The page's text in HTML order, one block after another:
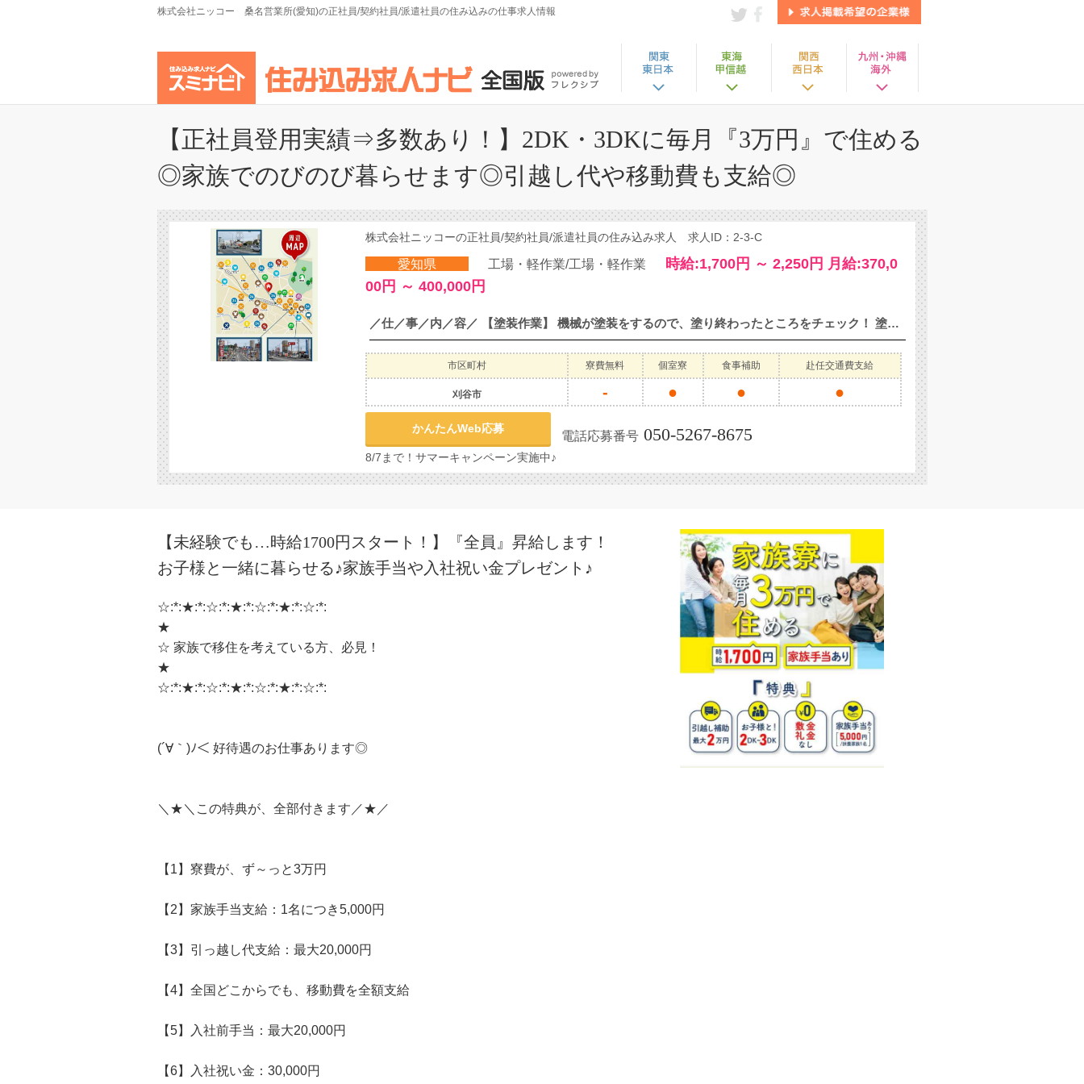
株式会社ニッコー 桑名営業所(愛知)の正社員/契約社員/派遣社員の住み込みの仕事求人情報
【正社員登用実績⇒多数あり！】2DK・3DKに毎月『3万円』で住める
◎家族でのびのび暮らせます◎引越し代や移動費も支給◎
株式会社ニッコーの正社員/契約社員/派遣社員の住み込み求人 求人ID：2-3-C
愛知県 工場・軽作業/工場・軽作業
時給:1,700円 ～ 2,250円 月給:370,0
00円 ～ 400,000円
／仕／事／内／容／ 【塗装作業】 機械が塗装をするので、塗り終わったところをチェック！ 塗り切れなかったところを塗装します。 ★他にも加工・検査・組立など、さまざまなお仕事があります。 ‥‥‥‥‥‥‥‥‥‥ ／研／修／制／度／ 実務に入る前に、まずは研修を受けて頂きます！ すぐに作業をお任せすることは無いので、ご安心ください◎ ‥‥‥‥‥‥‥‥‥‥ ／職／場／環／境／ 【職場設備】 食堂・休憩室・喫煙室あり★ 【更衣室・ロッカー】 更衣室には個人のロッカーがあります！ 【作業服あり】 作業服は当社でご用意します！
市区町村 寮費無料 個室寮 食事補助 赴任交通費支給
刈谷市 - ● ● ●
かんたんWeb応募
電話応募番号 050-5267-8675
8/7まで！サマーキャンペーン実施中♪
【未経験でも…時給1700円スタート！】『全員』昇給します！
お子様と一緒に暮らせる♪家族手当や入社祝い金プレゼント♪
☆:*:★:*:☆:*:★:*:☆:*:★:*:☆:*:
★
☆ 家族で移住を考えている方、必見！
★
☆:*:★:*:☆:*:★:*:☆:*:★:*:☆:*:
(´∀｀)ﾉ＜ 好待遇のお仕事あります◎
＼★＼この特典が、全部付きます／★／
【1】寮費が、ず～っと3万円
【2】家族手当支給：1名につき5,000円
【3】引っ越し代支給：最大20,000円
【4】全国どこからでも、移動費を全額支給
【5】入社前手当：最大20,000円
【6】入社祝い金：30,000円